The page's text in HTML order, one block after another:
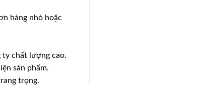
hàng nhỏ hoặc
ty chất lượng cao.
sản phẩm.
trọng.